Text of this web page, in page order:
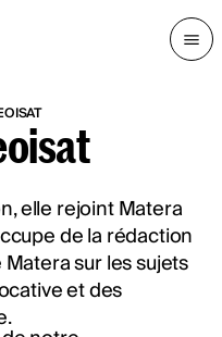
elle rejoint Matera
de la rédaction
sur les sujets
et des